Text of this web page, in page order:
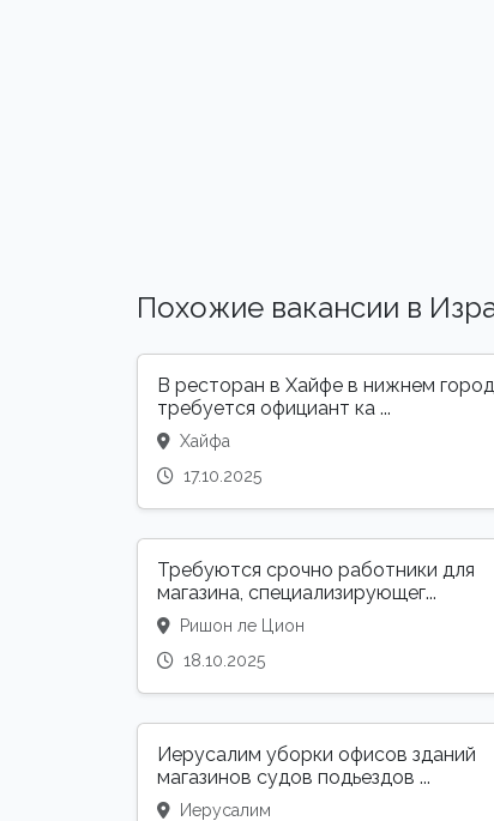
Похожие вакансии в
В ресторан в Хайфе в нижнем
требуется официант ка ...
Хайфа
17.10.2025
Требуются срочно работники для
магазина, специализирующег...
Ришон ле Цион
18.10.2025
Иерусалим уборки офисов зданий
магазинов судов подьездов ...
Иерусалим